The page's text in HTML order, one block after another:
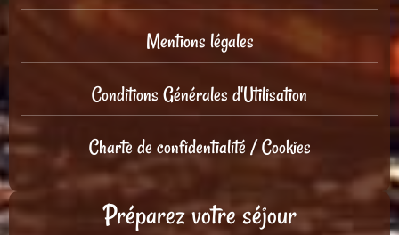
Mentions légales
Conditions Générales d'Utilisation
Charte de confidentialité / Cookies
Préparez votre séjour